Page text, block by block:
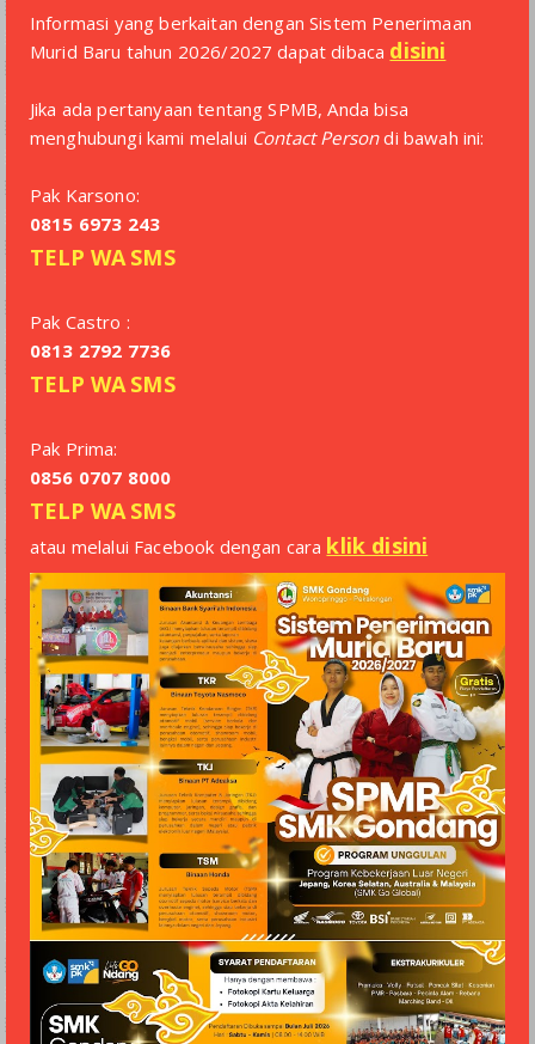
Informasi yang berkaitan dengan Sistem Penerimaan
Murid Baru tahun 2026/2027 dapat dibaca disini
Jika ada pertanyaan tentang SPMB, Anda bisa
menghubungi kami melalui Contact Persondi bawah ini:
Pak Karsono:
0815 6973 243
TELP WA SMS
Pak Castro :
0813 2792 7736
TELP WA SMS
Pak Prima:
0856 0707 8000
TELP WA SMS
atau melalui Facebook dengan cara klik disini